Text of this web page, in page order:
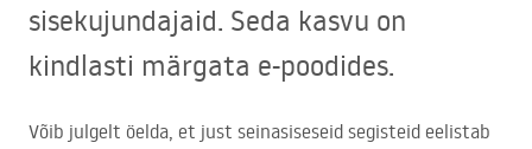
sisekujundajaid. Seda kasvu on
kindlasti märgata e-poodides.
Võib julgelt öelda, et just seinasiseseid segisteid eelistab